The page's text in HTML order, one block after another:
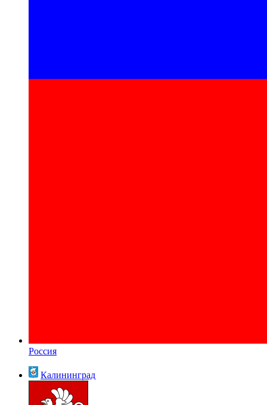
Россия
Калининград